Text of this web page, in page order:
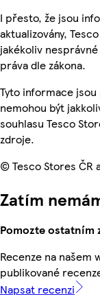
I přesto, že jsou
aktualizovány,
jakékoliv
práva dle zákona.
Tyto informace
nemohou být
souhlasu Tesco
zdroje.
© Tesco Stores ČR
Zatím
Pomozte ostatním
Recenze na našem
publikované
Napsat recenzi